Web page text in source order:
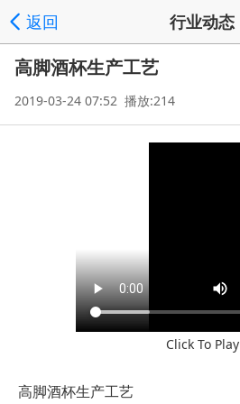
返回 行业动态
高脚酒杯生产工艺
2019-03-24 07:52 播放:214
Click To Play
高脚酒杯生产工艺